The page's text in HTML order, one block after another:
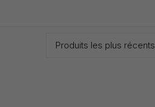
Produits les plus récents